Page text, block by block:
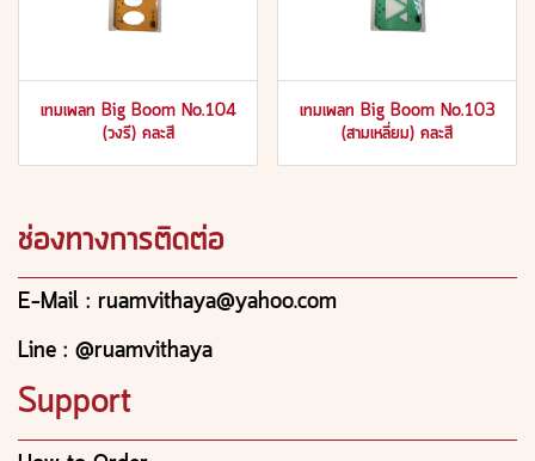
เทมเพลท Big Boom No.104
(วงรี) คละสี
เทมเพลท Big Boom No.103
(สามเหลี่ยม) คละสี
ช่องทางการติดต่อ
E-Mail : ruamvithaya@yahoo.com
Line : @ruamvithaya
Support